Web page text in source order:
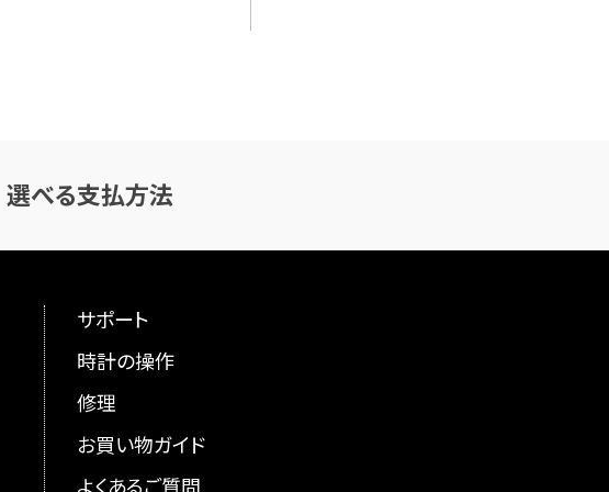
選べる支払方法
サポート
時計の操作
修理
お買い物ガイド